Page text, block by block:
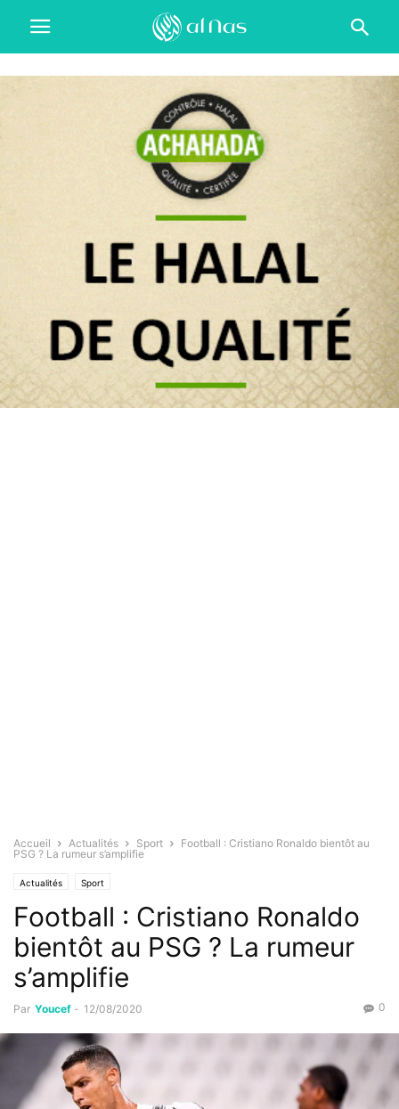
Accueil Actualités Sport
Football : Cristiano Ronaldo bientôt au
PSG ? La rumeur s’amplifie
Actualités Sport
Football : Cristiano Ronaldo
bientôt au PSG ? La rumeur
s’amplifie
Par Youcef - 12/08/2020 0